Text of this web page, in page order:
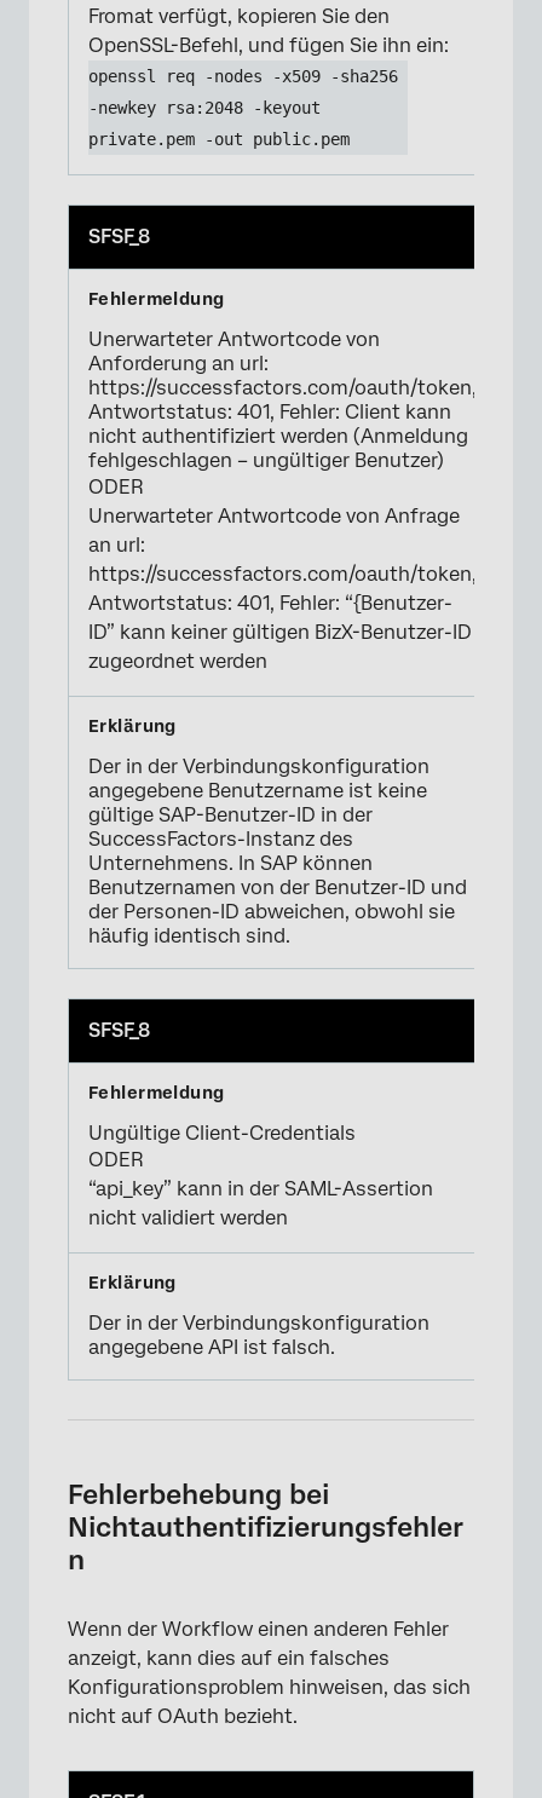
Fromat verfügt, kopieren Sie den
OpenSSL-Befehl, und fügen Sie ihn ein:
openssl req -nodes -x509 -sha256
-newkey rsa:2048 -keyout
private.pem -out public.pem
SFSF_8
Unerwarteter Antwortcode von
Anforderung an url:
https://successfactors.com/oauth/token,
Antwortstatus: 401, Fehler: Client kann
nicht authentifiziert werden (Anmeldung
fehlgeschlagen – ungültiger Benutzer)
ODER
Unerwarteter Antwortcode von Anfrage
an url:
https://successfactors.com/oauth/token,
Antwortstatus: 401, Fehler: “{Benutzer-
ID” kann keiner gültigen BizX-Benutzer-ID
zugeordnet werden
Der in der Verbindungskonfiguration
angegebene Benutzername ist keine
gültige SAP-Benutzer-ID in der
SuccessFactors-Instanz des
Unternehmens. In SAP können
Benutzernamen von der Benutzer-ID und
der Personen-ID abweichen, obwohl sie
häufig identisch sind.
SFSF_8
Ungültige Client-Credentials
ODER
“api_key” kann in der SAML-Assertion
nicht validiert werden
Der in der Verbindungskonfiguration
angegebene API ist falsch.
Fehlerbehebung bei
Nichtauthentifizierungsfehler
n
Wenn der Workflow einen anderen Fehler
anzeigt, kann dies auf ein falsches
Konfigurationsproblem hinweisen, das sich
nicht auf OAuth bezieht.